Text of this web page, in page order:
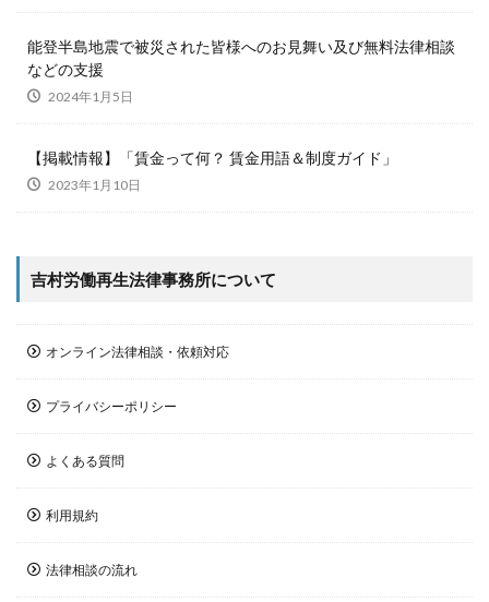
能登半島地震で被災された皆様へのお見舞い及び無料法律相談
などの支援
2024年1月5日
【掲載情報】「賃金って何？ 賃金用語＆制度ガイド」
2023年1月10日
吉村労働再生法律事務所について
オンライン法律相談・依頼対応
プライバシーポリシー
よくある質問
利用規約
法律相談の流れ